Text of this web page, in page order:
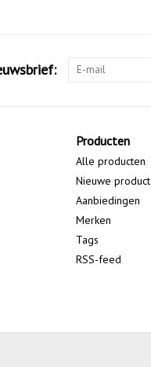
Producten
Alle producten
Nieuwe
Aanbiedingen
Merken
Tags
RSS-feed